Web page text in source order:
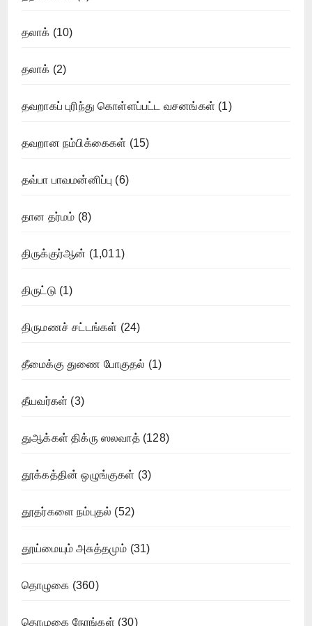
தலாக் (10)
தலாக் (2)
தவறாகப் புரிந்து கொள்ளப்பட்ட வசனங்கள் (1)
தவறான நம்பிக்கைகள் (15)
தவ்பா பாவமன்னிப்பு (6)
தான தர்மம் (8)
திருக்குர்ஆன் (1,011)
திருட்டு (1)
திருமணச் சட்டங்கள் (24)
தீமைக்கு துணை போகுதல் (1)
தீயவர்கள் (3)
துஆக்கள் திக்ரு ஸலவாத்(128)
தூக்கத்தின் ஒழுங்குகள் (3)
தூதர்களை நம்புதல் (52)
தூய்மையும் அசுத்தமும் (31)
தொழுகை (360)
தொழுகை நேரங்கள் (30)